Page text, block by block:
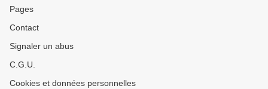
Pages
Contact
Signaler un abus
C.G.U.
Cookies et données personnelles